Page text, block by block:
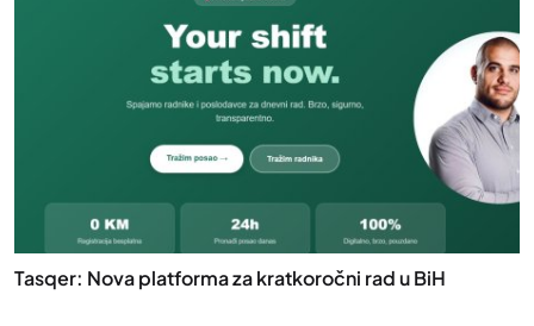
Tasqer: Nova platforma za kratkoročni rad u BiH